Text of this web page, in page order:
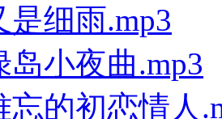
细雨.mp3
岛小夜曲.mp3
忘的初恋情人